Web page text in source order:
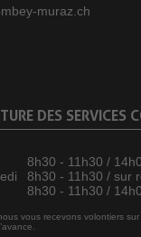
muraz.ch
DES SERVICES
8h30 - 11h30 /
8h30 - 11h30 / sur
8h30 - 11h30 /
vous recevons volontiers